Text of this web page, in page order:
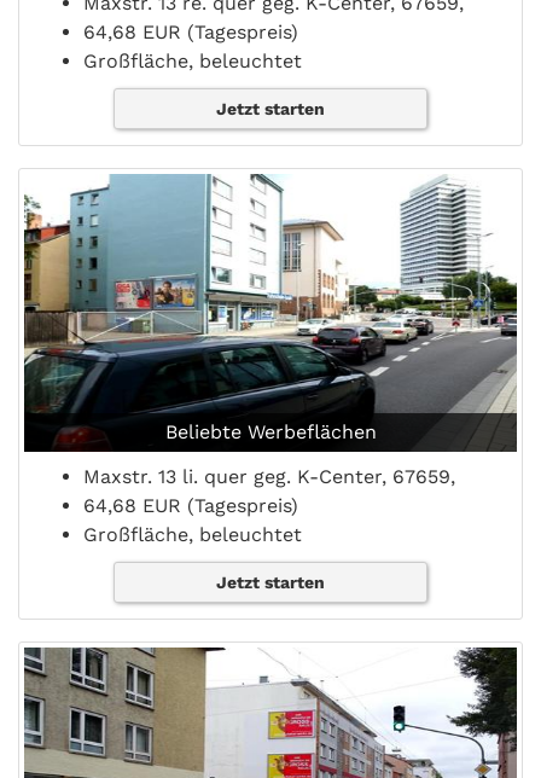
64,68 EUR (Tagespreis)
Großfläche, beleuchtet
Jetzt starten
Beliebte Werbeflächen
Maxstr. 13 li. quer geg. K-Center, 67659,
64,68 EUR (Tagespreis)
Großfläche, beleuchtet
Jetzt starten